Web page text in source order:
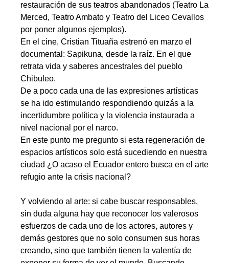
restauración de sus teatros abandonados (Teatro La
Merced, Teatro Ambato y Teatro del Liceo Cevallos
por poner algunos ejemplos).
En el cine, Cristian Tituaña estrenó en marzo el
documental: Sapikuna, desde la raíz. En el que
retrata vida y saberes ancestrales del pueblo
Chibuleo.
De a poco cada una de las expresiones artísticas
se ha ido estimulando respondiendo quizás a la
incertidumbre política y la violencia instaurada a
nivel nacional por el narco.
En este punto me pregunto si esta regeneración de
espacios artísticos solo está sucediendo en nuestra
ciudad ¿O acaso el Ecuador entero busca en el arte
refugio ante la crisis nacional?
Y volviendo al arte: si cabe buscar responsables,
sin duda alguna hay que reconocer los valerosos
esfuerzos de cada uno de los actores, autores y
demás gestores que no solo consumen sus horas
creando, sino que también tienen la valentía de